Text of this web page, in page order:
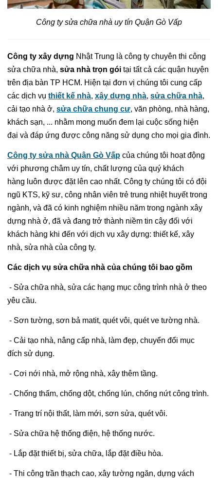
Công ty sửa chữa nhà uy tín Quận Gò Vấp
Công ty xây dựng Nhật Trung là công ty chuyên thi công
sửa chữa nhà, sửa nhà trọn gói tại tất cả các quận huyện
trên địa bàn TP HCM. Hiện tại đơn vị chúng tôi cung cấp
các dịch vụ thiết kế nhà, xây dựng nhà, sửa chữa nhà,
cải tạo nhà ở, sửa chữa chung cư, văn phòng, nhà hàng,
khách sạn, ... nhằm mong muốn đem lại cuộc sống hiện
đại và đáp ứng được công năng sử dụng cho mọi gia đình.
Công ty sửa nhà Quận Gò Vấp của chúng tôi hoạt động
với phương châm uy tín, chất lượng của quý khách
hàng luôn được đặt lên cao nhất. Công ty chúng tôi có đội
ngũ KTS, kỹ sư, công nhân viên trẻ trung nhiệt huyết trong
ngành, và đã có kinh nghiệm nhiều năm trong ngành xây
dựng nhà ở, đã và đang trở thành niềm tin cậy đối với
khách hàng khi đến với dịch vụ xây dựng: thiết kế, xây
nhà, sửa nhà của công ty.
Các dịch vụ sửa chữa nhà của chúng tôi bao gồm
- Sửa chữa nhà, sửa các hạng mục công trình nhà ở theo
yêu cầu.
- Sơn tường, sơn bả matit, quét vôi, quét ve tường nhà.
- Cải tạo nhà, nâng cấp nhà, làm đẹp, chuyển đổi mục
đích sử dụng.
- Cơi nới nhà, mở rộng nhà, xây thêm tầng.
- Chống thấm, chống dột, chống lún, chống nứt công trình.
- Trang trí nội thất, làm mới, sơn sửa, quét vôi.
- Sửa chữa hệ thống điện, hệ thống nước.
- Lắp đặt thiết bị, sửa chữa, lắp đặt điều hòa.
- Thi công trần thạch cao, xây tường ngăn, dựng vách